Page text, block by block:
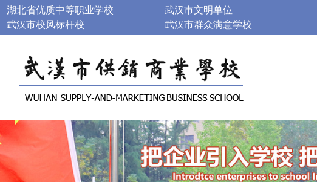
湖北省优质中等职业学校 武汉市文明单位
武汉市校风标杆校 武汉市群众满意学校